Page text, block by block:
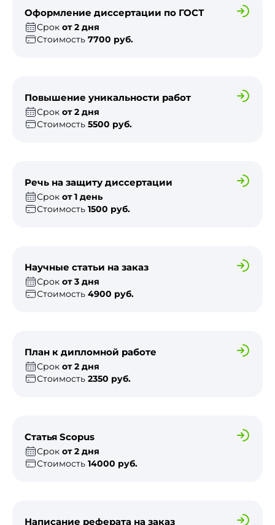
Оформление диссертации по ГОСТ
Срок от 2 дня
Стоимость 7700 руб.
Повышение уникальности работ
Срок от 2 дня
Стоимость 5500 руб.
Речь на защиту диссертации
Срок от 1 день
Стоимость 1500 руб.
Научные статьи на заказ
Срок от 3 дня
Стоимость 4900 руб.
План к дипломной работе
Срок от 2 дня
Стоимость 2350 руб.
Статья Scopus
Срок от 2 дня
Стоимость 14000 руб.
Написание реферата на заказ